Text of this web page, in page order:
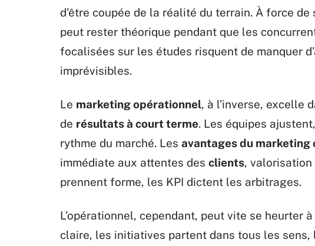
d’être coupée de la réalité du terrain. À force de
peut rester théorique pendant que les
focalisées sur les études risquent de manquer
imprévisibles.
Le marketing opérationnel, à l’inverse, excelle
de résultats à court terme. Les équipes
rythme du marché. Les avantages du marketing
immédiate aux attentes des clients, valorisation
prennent forme, les KPI dictent les arbitrages.
L’opérationnel, cependant, peut vite se heurter
claire, les initiatives partent dans tous les sens,